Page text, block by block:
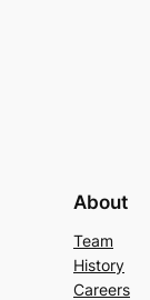
About
Team
History
Careers